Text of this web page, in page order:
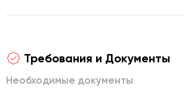
Требования и Документы
Необходимые документы